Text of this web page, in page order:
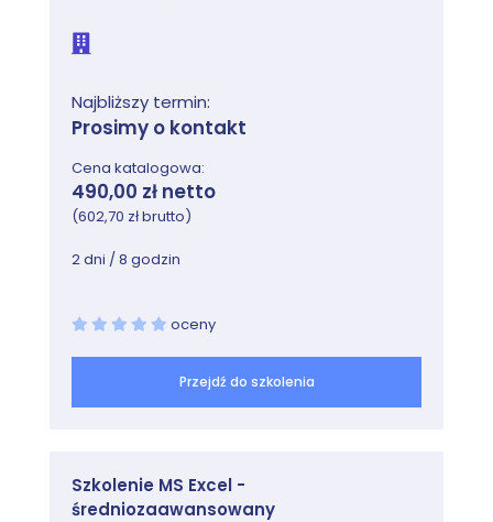
Najbliższy termin:
Prosimy o kontakt
Cena katalogowa:
490,00 zł netto
(602,70 zł brutto)
2 dni / 8 godzin
oceny
Przejdź do szkolenia
Szkolenie MS Excel -
średniozaawansowany